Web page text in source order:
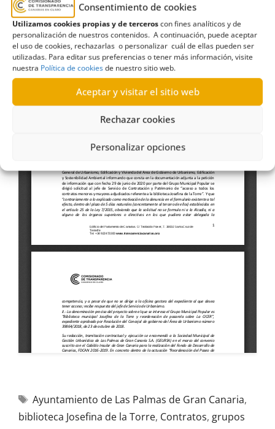
Consentimiento de cookies
Utilizamos cookies propias y de terceroscon fines analíticos y de
personalización de nuestros contenidos. A continuación, puede aceptar
el uso de cookies, rechazarlas o personalizar cuál de ellas pueden ser
utilizadas. Para editar sus preferencias o tener más información, visite
nuestra Política de cookiesde nuestro sitio web.
Aceptar y visitar el sitio web
Rechazar cookies
Personalizar opciones
Ayuntamiento de Las Palmas de Gran Canaria,
biblioteca Josefina de la Torre, Contratos, grupos